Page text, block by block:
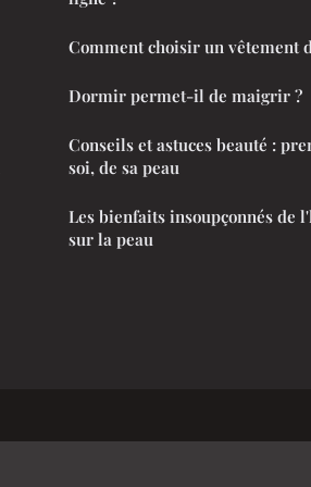
Comment choisir un vêtement
Dormir permet-il de maigrir ?
Conseils et astuces beauté :
soi, de sa peau
Les bienfaits insoupçonnés de
sur la peau